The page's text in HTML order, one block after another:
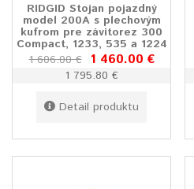
RIDGID Stojan pojazdný
model 200A s plechovým
kufrom pre závitorez 300
Compact, 1233, 535 a 1224
1 606.00 € 1 460.00 €
1 795.80 €
Detail produktu